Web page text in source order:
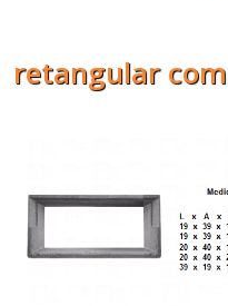
retangular